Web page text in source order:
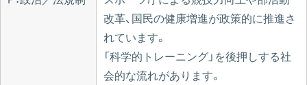
改革、国民の健康増進が政策的に推進さ
れています。
「科学的トレーニング」を後押しする社
会的な流れがあります。